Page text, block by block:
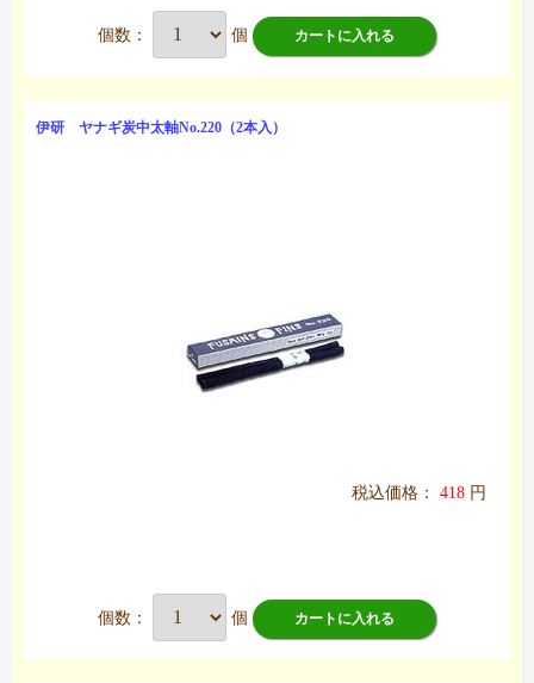
個数： 個 カートに入れる
伊研 ヤナギ炭中太軸No.220（2本入）
税込価格： 418 円
個数： 個 カートに入れる